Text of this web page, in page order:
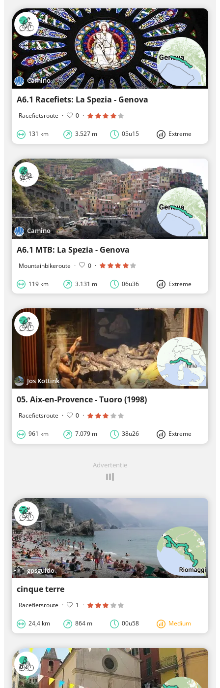
Camino
A6.1 Racefiets: La Spezia - Genova
Racefietsroute · 0 ·
131 km 3.527 m 05u15 Extreme
Camino
A6.1 MTB: La Spezia - Genova
Mountainbikeroute · 0 ·
119 km 3.131 m 06u36 Extreme
Jos Kottink
05. Aix-en-Provence - Tuoro (1998)
Racefietsroute · 0 ·
961 km 7.079 m 38u26 Extreme
Advertentie
gpsguido
cinque terre
Racefietsroute · 1 ·
24,4 km 864 m 00u58 Medium